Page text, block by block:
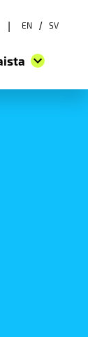
hakuvalikko
EN / SV